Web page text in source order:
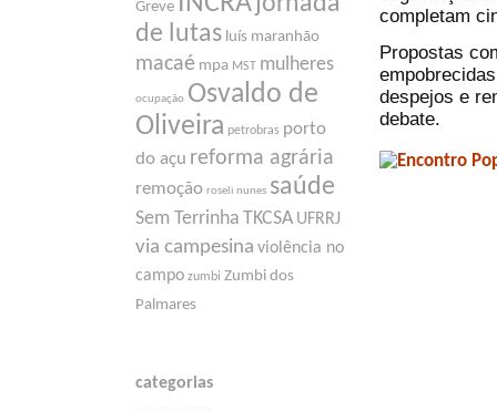
Greve
de lutas luís maranhão
macaé mpa MST mulheres
ocupação Osvaldo de
Oliveira petrobras porto
do açu reforma agrária
remoção roseli nunes saúde
Sem Terrinha TKCSA UFRRJ
via campesina violência no
campo zumbi Zumbi dos
Palmares
categorias
completam
Propostas
despejos e
debate.